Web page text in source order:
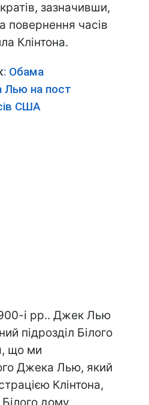
зазначивши,
повернення часів
Клінтона.
: Обама
Лью на пост
США
і рр.. Джек Лью
підрозділ Білого
що ми
Джека Лью, який
Клінтона,